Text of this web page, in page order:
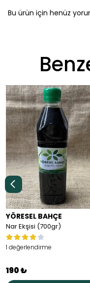
Bu ürün için henüz
YÖRESEL BAHÇE
Nar Ekşisi (700gr)
1 değerlendirme
190 ₺